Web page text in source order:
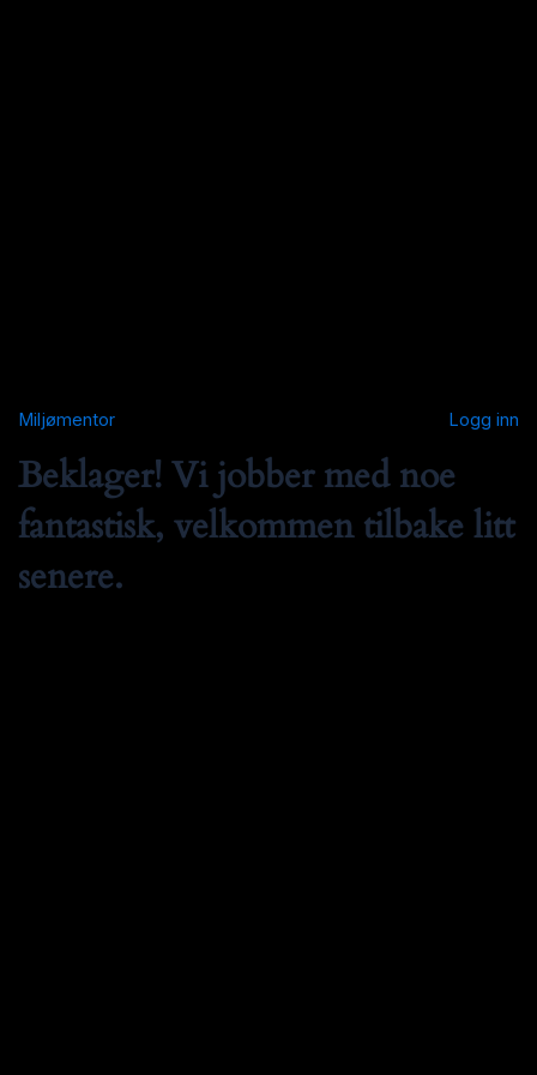
Miljømentor Logg inn
Beklager! Vi jobber med noe
fantastisk, velkommen tilbake litt
senere.